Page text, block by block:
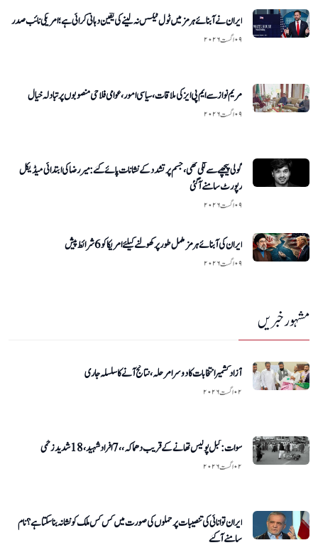
ایران نے آبنائے ہرمز میں ٹول ٹیکس نہ لینے کی یقین دہانی کرائی ہے؛ امریکی نائب صدر
۰۹ اگست ۲۰۲۶
مریم نواز سے ایم پی ایز کی ملاقات، سیاسی امور، عوامی فلاحی منصوبوں پر تبادلہ خیال
۰۹ اگست ۲۰۲۶
گولی پیچھے سے لگی تھی، جسم پر تشدد کے نشانات پائے گئے: میر رضا کی ابتدائی میڈیکل
رپورٹ سامنے آگئی
۰۹ اگست ۲۰۲۶
ایران کی آبنائے ہرمز مکمل طور پر کھولنے کیلئے امریکا کو 6 شرائط پیش
۰۹ اگست ۲۰۲۶
مشہور خبریں
آزاد کشمیر انتخابات کا دوسرا مرحلہ، نتائج آنے کا سلسلہ جاری
۰۲ اگست ۲۰۲۶
سوات:کبل پولیس تھانے کے قریب دھماکہ،،7افراد شہید،18 شدید زخمی
۰۲ اگست ۲۰۲۶
ایران توانائی کی تنصیبات پر حملوں کی صورت میں کس کس ملک کو نشانہ بناسکتا ہے؟ نام
سامنے آگئے